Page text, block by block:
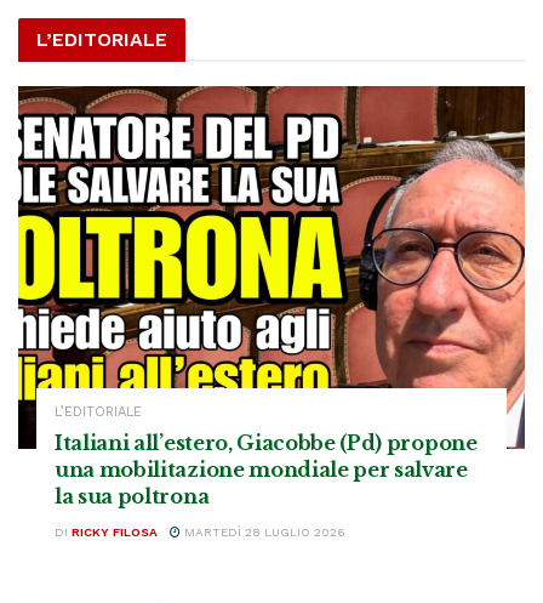
L’EDITORIALE
L’EDITORIALE
Italiani all’estero, Giacobbe (Pd) propone
una mobilitazione mondiale per salvare
la sua poltrona
DI RICKY FILOSA MARTEDÌ 28 LUGLIO 2026